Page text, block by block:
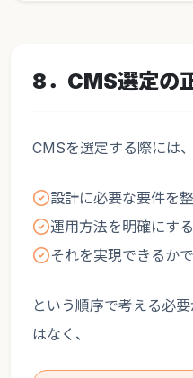
8．CMS選定の
CMSを選定する際には、
設計に必要な要件を
運用方法を明確にする
それを実現できるか
という順序で考える必
はなく、